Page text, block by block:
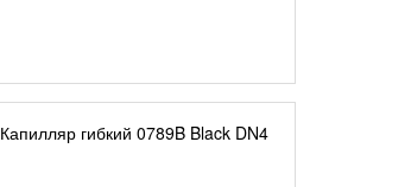
ПОДРОБНЕЕ
Капилляр гибкий 0789B Black DN4